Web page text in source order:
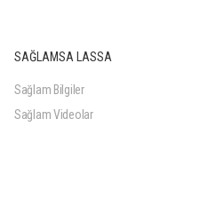
SAĞLAMSA LASSA
Sağlam Bilgiler
Sağlam Videolar